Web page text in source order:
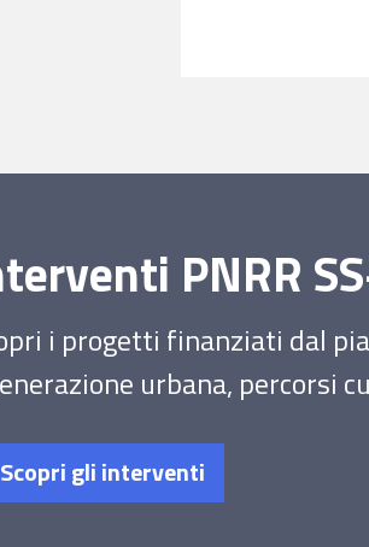
PNRR
i progetti finanziati dal
urbana, percorsi
Scopri gli interventi